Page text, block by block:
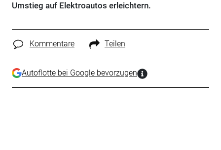
Umstieg auf Elektroautos erleichtern.
Kommentare Teilen
Autoflotte bei Google bevorzugen